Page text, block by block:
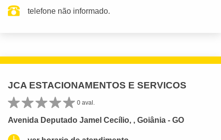
telefone não informado.
JCA ESTACIONAMENTOS E SERVICOS
0 aval.
Avenida Deputado Jamel Cecílio, , Goiânia - GO